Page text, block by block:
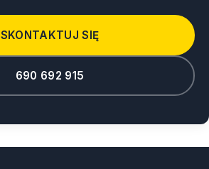
SKONTAKTUJ SIĘ
690 692 915